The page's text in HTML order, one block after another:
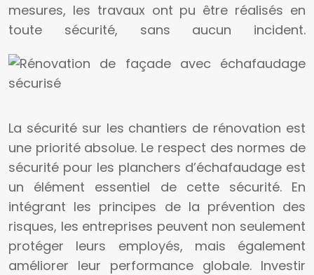
mesures, les travaux ont pu être réalisés en
toute sécurité, sans aucun incident.
La sécurité sur les chantiers de rénovation est
une priorité absolue. Le respect des normes de
sécurité pour les planchers d’échafaudage est
un élément essentiel de cette sécurité. En
intégrant les principes de la prévention des
risques, les entreprises peuvent non seulement
protéger leurs employés, mais également
améliorer leur performance globale. Investir